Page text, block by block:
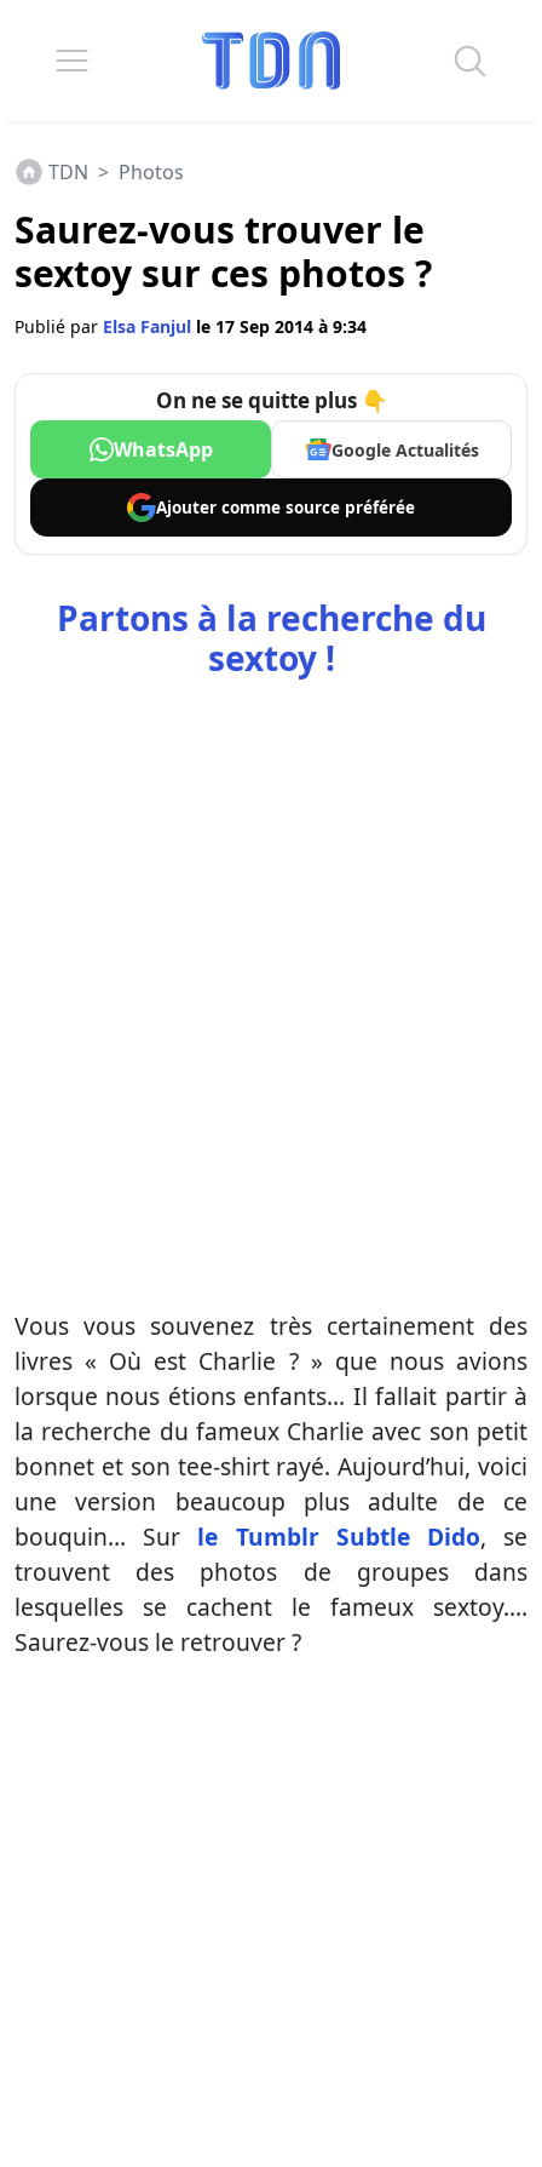
TDN > Photos
Saurez-vous trouver le
sextoy sur ces photos ?
Publié par Elsa Fanjul le 17 Sep 2014 à 9:34
On ne se quitte plus 👇
WhatsApp Google Actualités
Ajouter comme source préférée
Partons à la recherche du
sextoy !
Vous vous souvenez très certainement des
livres « Où est Charlie ? » que nous avions
lorsque nous étions enfants… Il fallait partir à
la recherche du fameux Charlie avec son petit
bonnet et son tee-shirt rayé. Aujourd’hui, voici
une version beaucoup plus adulte de ce
bouquin… Sur le Tumblr Subtle Dido, se
trouvent des photos de groupes dans
lesquelles se cachent le fameux sextoy….
Saurez-vous le retrouver ?